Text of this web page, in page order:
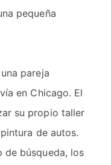
pequeña
pareja
en Chicago. El
su propio taller
de autos.
de búsqueda, los